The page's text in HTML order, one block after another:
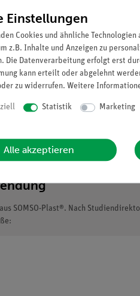
SOMSO-Plast®. Nach
Einstellungen
Cookies und ähnliche
z.B. Inhalte und Anzeigen zu
Die Datenverarbeitung erfolgt erst
kann erteilt oder abgelehnt
zu widerrufen. Weitere
Statistik Marketing
Alle akzeptieren